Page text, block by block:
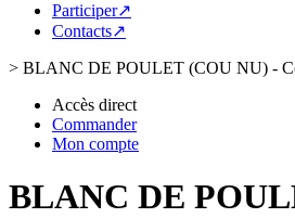
Participer↗
Contacts↗
> BLANC DE POULET (COU NU) -
Accès direct
Commander
Mon compte
BLANC DE